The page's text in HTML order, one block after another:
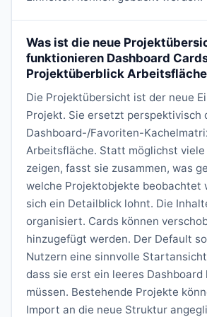
Was ist die neue
funktionieren Dashboard
Projektüberblick
Die Projektübersicht ist der neue
Projekt. Sie ersetzt perspektivisch
Dashboard-/Favoriten-
Arbeitsfläche. Statt möglichst viele
zeigen, fasst sie zusammen, was
welche Projektobjekte beobachtet
sich ein Detailblick lohnt. Die
organisiert. Cards können
hinzugefügt werden. Der Default
Nutzern eine sinnvolle
dass sie erst ein leeres Dashboard
müssen. Bestehende Projekte
Import an die neue Struktur